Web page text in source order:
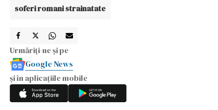
soferi romani strainatate
Urmăriți-ne și pe
Google News
și în aplicațiile mobile